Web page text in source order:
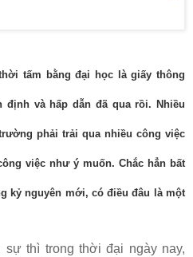
tấm bằng đại học là giấy thông
định và hấp dẫn đã qua rồi. Nhiều
phải trải qua nhiều công việc
việc như ý muốn. Chắc hẳn bất
kỷ nguyên mới, có điều đâu là một
sự thì trong thời đại ngày nay,